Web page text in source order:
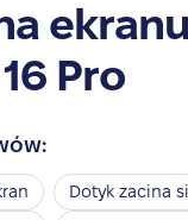
Pro
Dotyk zacina